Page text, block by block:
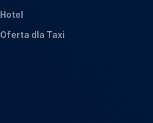
Hotel
Oferta dla Taxi